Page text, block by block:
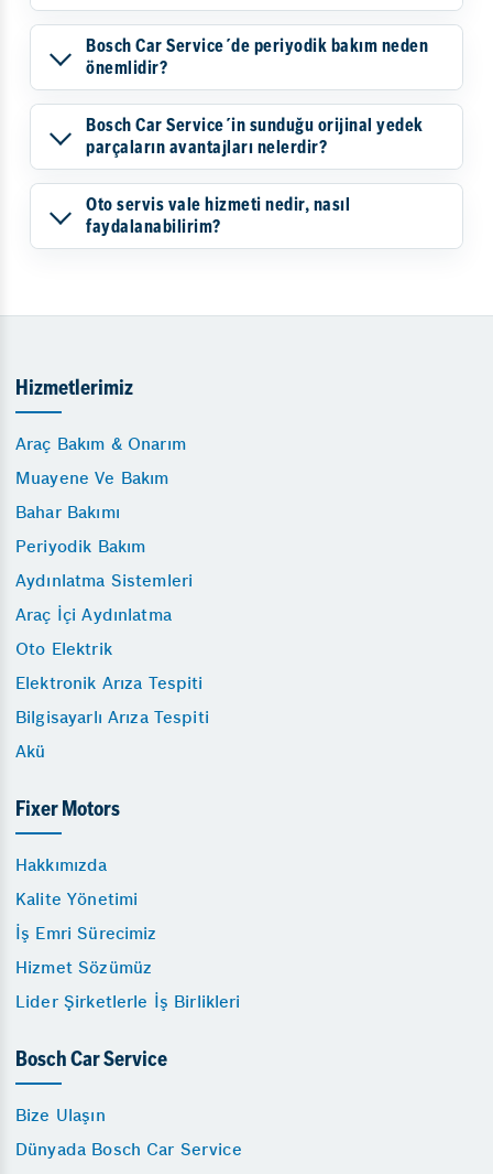
Bosch Car Service´de periyodik bakım neden
önemlidir?
Bosch Car Service´in sunduğu orijinal yedek
parçaların avantajları nelerdir?
Oto servis vale hizmeti nedir, nasıl
faydalanabilirim?
Hizmetlerimiz
Araç Bakım & Onarım
Muayene Ve Bakım
Bahar Bakımı
Periyodik Bakım
Aydınlatma Sistemleri
Araç İçi Aydınlatma
Oto Elektrik
Elektronik Arıza Tespiti
Bilgisayarlı Arıza Tespiti
Akü
Fixer Motors
Hakkımızda
Kalite Yönetimi
İş Emri Sürecimiz
Hizmet Sözümüz
Lider Şirketlerle İş Birlikleri
Bosch Car Service
Bize Ulaşın
Dünyada Bosch Car Service